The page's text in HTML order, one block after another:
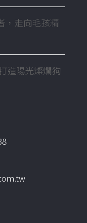
，走向毛孩精
造陽光燦爛狗